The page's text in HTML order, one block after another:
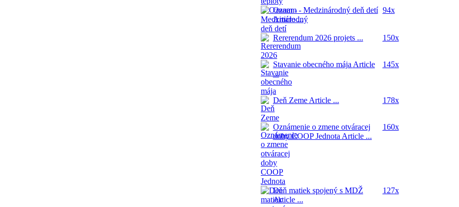
Oznam - Medzinárodný deň detí
Article ...
94x
Rererendum 2026 projets ... 150x
Stavanie obecného mája Article
...
145x
Deň Zeme Article ... 178x
Oznámenie o zmene otváracej
doby COOP Jednota Article ...
160x
Deň matiek spojený s MDŽ
Article ...
127x